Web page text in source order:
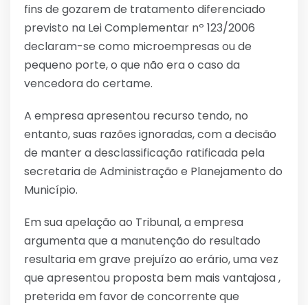
fins de gozarem de tratamento diferenciado
previsto na Lei Complementar nº 123/2006
declaram-se como microempresas ou de
pequeno porte, o que não era o caso da
vencedora do certame.
A empresa apresentou recurso tendo, no
entanto, suas razões ignoradas, com a decisão
de manter a desclassificação ratificada pela
secretaria de Administração e Planejamento do
Município.
Em sua apelação ao Tribunal, a empresa
argumenta que a manutenção do resultado
resultaria em grave prejuízo ao erário, uma vez
que apresentou proposta bem mais vantajosa ,
preterida em favor de concorrente que